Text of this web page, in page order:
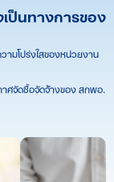
ป็นทางการของ
มโปร่งใสของหน่วยงาน
าศจัดซื้อจัดจ้างของ สกพอ.